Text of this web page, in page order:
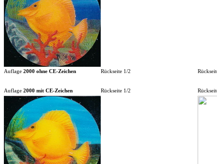
Auflage 2000 ohne CE-Zeichen Rückseite 1/2
Auflage 2000 mit CE-Zeichen Rückseite 1/2